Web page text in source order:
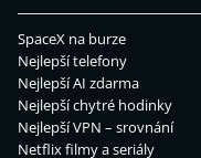
SpaceX na burze
Nejlepší telefony
Nejlepší AI zdarma
Nejlepší chytré hodinky
Nejlepší VPN – srovnání
Netflix filmy a seriály